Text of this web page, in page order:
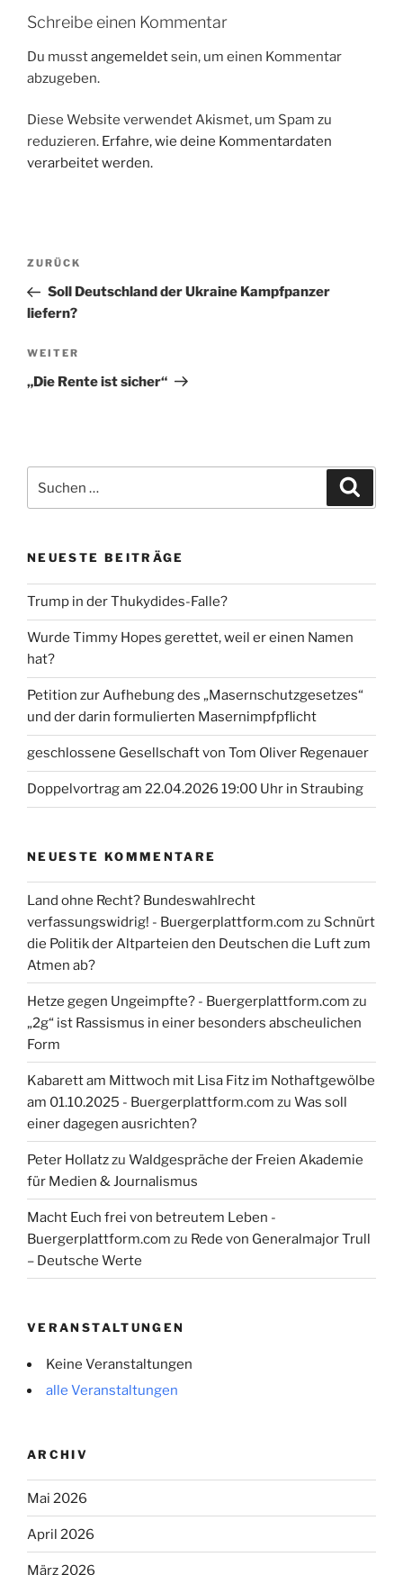
Schreibe einen Kommentar
Du musstangemeldetsein, um einen Kommentar
abzugeben.
Diese Website verwendet Akismet, um Spam zu
reduzieren. Erfahre, wie deine Kommentardaten
verarbeitet werden.
Beitragsnavigation
Vorheriger
Beitrag
ZURÜCK
Soll Deutschland der Ukraine Kampfpanzer
liefern?
Nächster
Beitrag
WEITER
„Die Rente ist sicher“
nach:
NEUESTE BEITRÄGE
Trump in der Thukydides-Falle?
Wurde Timmy Hopes gerettet, weil er einen Namen
hat?
Petition zur Aufhebung des „Masernschutzgesetzes“
und der darin formulierten Masernimpfpflicht
geschlossene Gesellschaft von Tom Oliver Regenauer
Doppelvortrag am 22.04.2026 19:00 Uhr in Straubing
NEUESTE KOMMENTARE
Land ohne Recht? Bundeswahlrecht
verfassungswidrig! - Buergerplattform.com zu Schnürt
die Politik der Altparteien den Deutschen die Luft zum
Atmen ab?
Hetze gegen Ungeimpfte? - Buergerplattform.com zu
„2g“ ist Rassismus in einer besonders abscheulichen
Form
Kabarett am Mittwoch mit Lisa Fitz im Nothaftgewölbe
am 01.10.2025 - Buergerplattform.com zu Was soll
einer dagegen ausrichten?
Peter Hollatzzu Waldgespräche der Freien Akademie
für Medien & Journalismus
Macht Euch frei von betreutem Leben -
Buergerplattform.com zu Rede von Generalmajor Trull
– Deutsche Werte
VERANSTALTUNGEN
Keine Veranstaltungen
alle Veranstaltungen
ARCHIV
Mai 2026
April 2026
März 2026